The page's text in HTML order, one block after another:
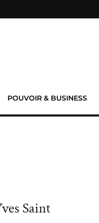
POUVOIR & BUSINESS
Saint